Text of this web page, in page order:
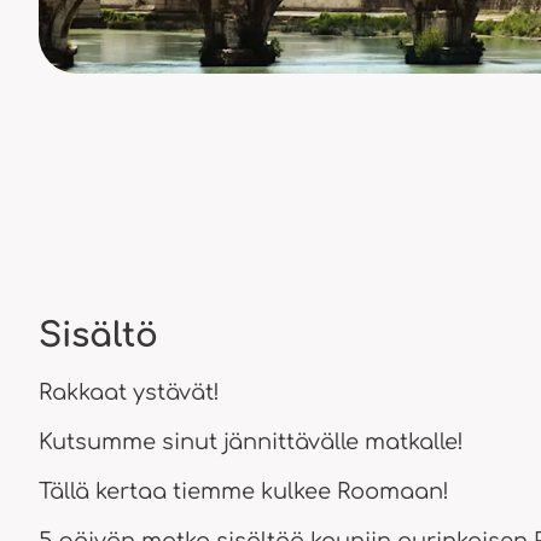
Sisältö
Rakkaat ystävät!
Kutsumme sinut jännittävälle matkalle!
Tällä kertaa tiemme kulkee Roomaan!